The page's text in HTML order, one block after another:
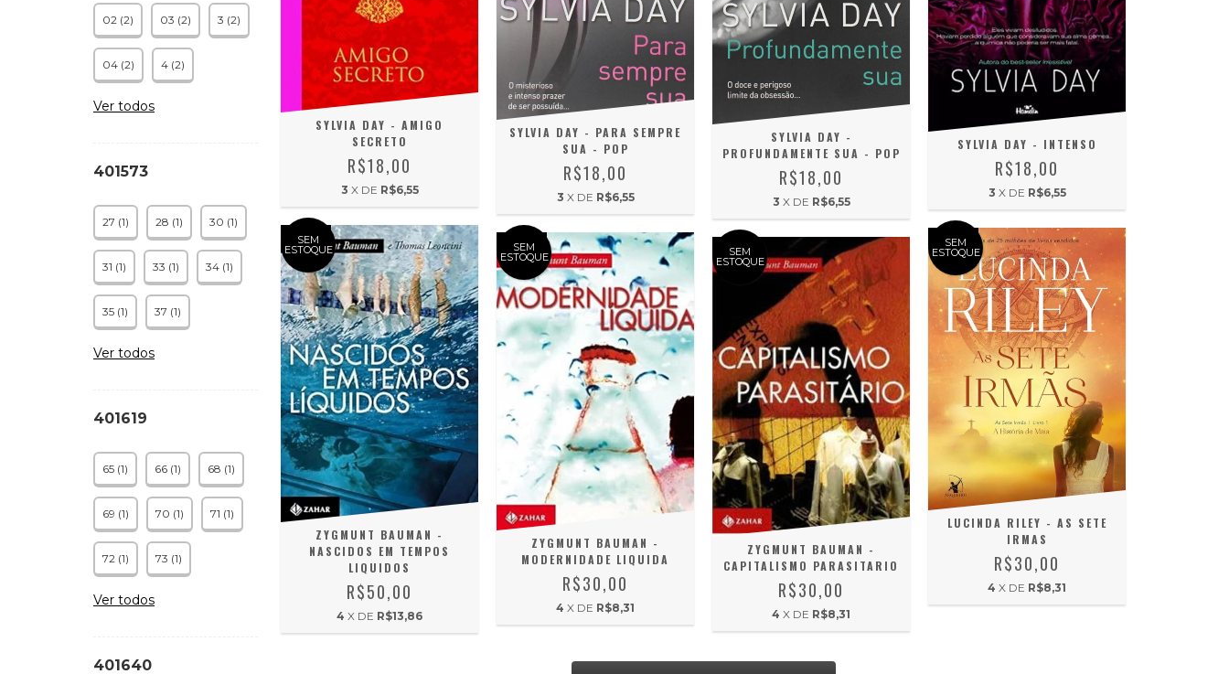
02 (2) 03 (2) 3 (2)
04 (2) 4 (2)
Ver todos
401573
27 (1) 28 (1) 30 (1)
31 (1) 33 (1) 34 (1)
35 (1) 37 (1)
Ver todos
401619
65 (1) 66 (1) 68 (1)
69 (1) 70 (1) 71 (1)
72 (1) 73 (1)
Ver todos
401640
SYLVIA DAY - AMIGO
SECRETO
R$18,00
3 X DE R$6,55
SYLVIA DAY - PARA SEMPRE
SUA - POP
R$18,00
3 X DE R$6,55
SYLVIA DAY -
PROFUNDAMENTE SUA - POP
R$18,00
3 X DE R$6,55
SYLVIA DAY - INTENSO
R$18,00
3 X DE R$6,55
SEM
ESTOQUE
ZYGMUNT BAUMAN -
NASCIDOS EM TEMPOS
LIQUIDOS
R$50,00
4 X DE R$13,86
SEM
ESTOQUE
ZYGMUNT BAUMAN -
MODERNIDADE LIQUIDA
R$30,00
4 X DE R$8,31
SEM
ESTOQUE
ZYGMUNT BAUMAN -
CAPITALISMO PARASITARIO
R$30,00
4 X DE R$8,31
SEM
ESTOQUE
LUCINDA RILEY - AS SETE
IRMAS
R$30,00
4 X DE R$8,31